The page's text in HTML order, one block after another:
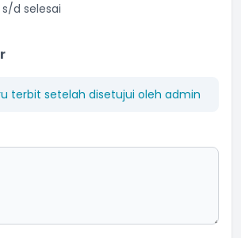
s/d selesai
terbit setelah disetujui oleh admin